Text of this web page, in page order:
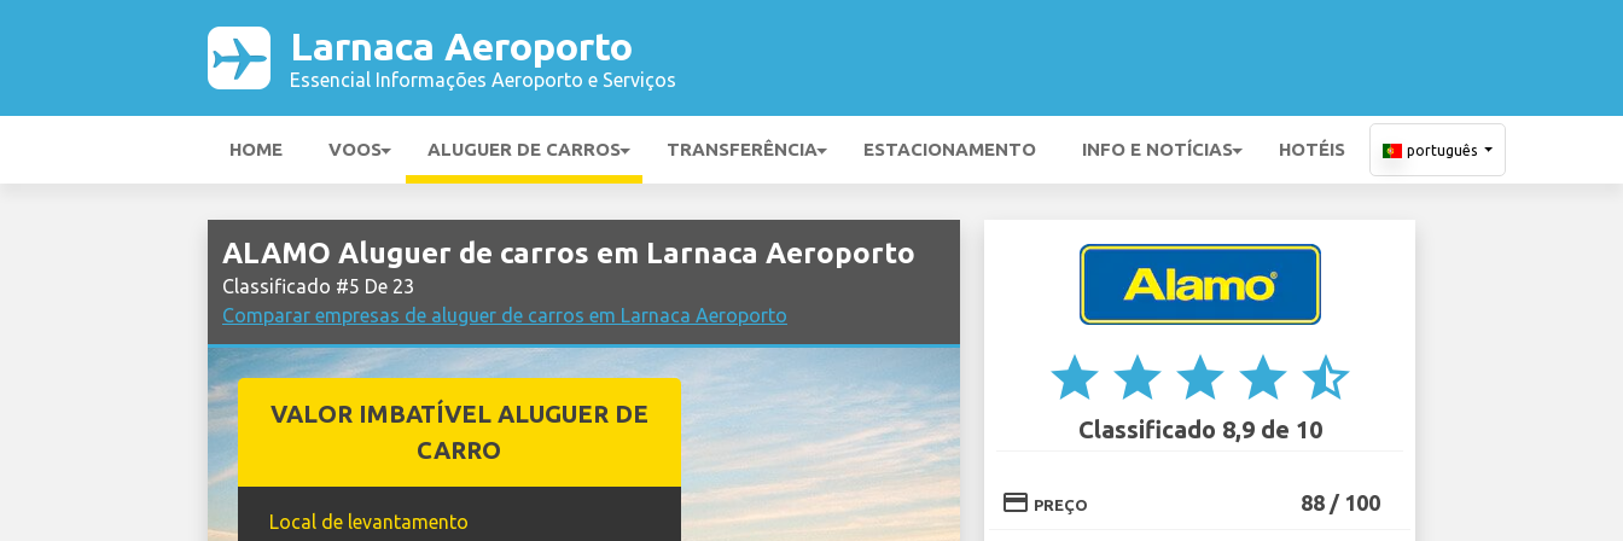
Larnaca Aeroporto
Essencial Informações Aeroporto e Serviços
HOME VOOS ALUGUER DE CARROS TRANSFERÊNCIA ESTACIONAMENTO INFO E NOTÍCIAS HOTÉIS português
ALAMO Aluguer de carros em Larnaca Aeroporto
Classificado #5 De 23
Comparar empresas de aluguer de carros em Larnaca Aeroporto
VALOR IMBATÍVEL ALUGUER DE
CARRO
Local de levantamento
star star star star star_half
Classificado 8,9 de 10
credit_card PREÇO 88 / 100